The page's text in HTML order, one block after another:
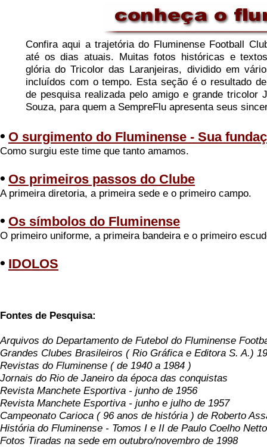
Confira aqui a trajetória do Fluminense Football
até os dias atuais. Muitas fotos históricas e
glória do Tricolor das Laranjeiras, dividido em
incluídos com o tempo. Esta seção é o resultado
de pesquisa realizada pelo amigo e grande tricolor
Souza, para quem a SempreFlu apresenta seus
• O surgimento do Fluminense - Sua
Como surgiu este time que tanto amamos.
• Os primeiros passos do Clube
A primeira diretoria, a primeira sede e o primeiro campo.
• Os símbolos do Fluminense
O primeiro uniforme, a primeira bandeira e o primeiro
• IDOLOS
Fontes de Pesquisa:
Arquivos do Departamento de Futebol do Fluminense
Grandes Clubes Brasileiros ( Rio Gráfica e Editora S. A.)
Revistas do Fluminense ( de 1940 a 1984 )
Jornais do Rio de Janeiro da época das conquistas
Revista Manchete Esportiva - junho de 1956
Revista Manchete Esportiva - junho e julho de 1957
Campeonato Carioca ( 96 anos de história ) de Roberto
História do Fluminense - Tomos I e II de Paulo Coelho Netto
Fotos Tiradas na sede em outubro/novembro de 1998